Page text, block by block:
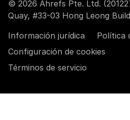
© 2026 Ahrefs Pte. Ltd.
Quay, #33-03 Hong Leong
Información jurídica
Política
Configuración de cookies
Términos de servicio